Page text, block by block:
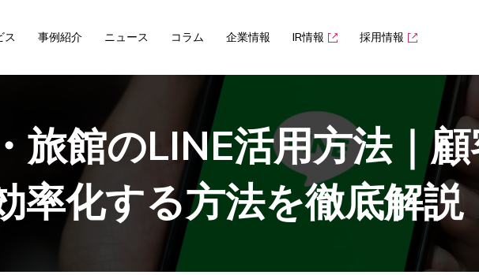
ス 事例紹介 ニュース コラム 企業情報 IR情報 採用情報
旅館のLINE活用方法｜
率化する方法を徹底解説